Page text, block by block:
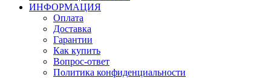
ИНФОРМАЦИЯ
Оплата
Доставка
Гарантии
Как купить
Вопрос-ответ
Политика конфиденциальности